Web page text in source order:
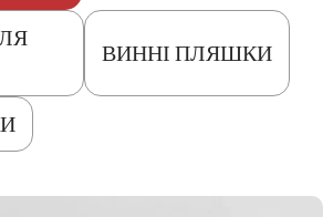
ВИННІ ПЛЯШКИ